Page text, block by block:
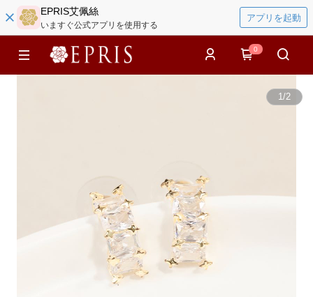
EPRIS艾佩絲
いますぐ公式アプリを使用する
アプリを起動
0
1/2